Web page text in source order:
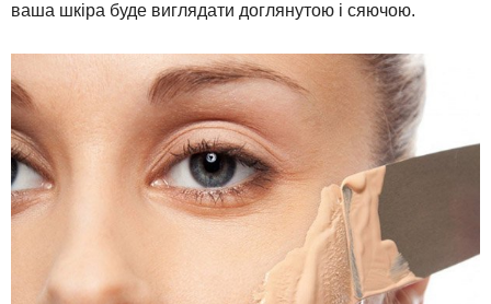
ваша шкіра буде виглядати доглянутою і сяючою.